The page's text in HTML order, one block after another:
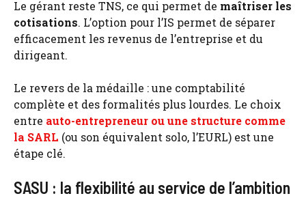
Le gérant reste TNS, ce qui permet de maîtriser les
cotisations. L’option pour l’IS permet de séparer
efficacement les revenus de l’entreprise et du
dirigeant.
Le revers de la médaille : une comptabilité
complète et des formalités plus lourdes. Le choix
entre auto-entrepreneur ou une structure comme
la SARL (ou son équivalent solo, l’EURL) est une
étape clé.
SASU : la flexibilité au service de l’ambition